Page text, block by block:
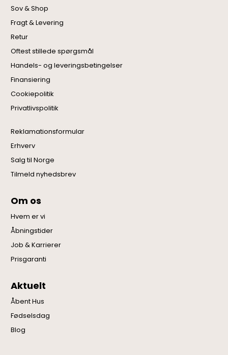
Sov & Shop
Fragt & Levering
Retur
Oftest stillede spørgsmål
Handels- og leveringsbetingelser
Finansiering
Cookiepolitik
Privatlivspolitik
Reklamationsformular
Erhverv
Salg til Norge
Tilmeld nyhedsbrev
Om os
Hvem er vi
Åbningstider
Job & Karrierer
Prisgaranti
Aktuelt
Åbent Hus
Fødselsdag
Blog